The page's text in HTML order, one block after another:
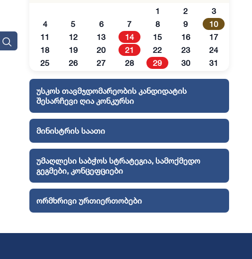
1 2
3
4
5 6 7 8 9
10
11
12 13 14 15 16
17
18
19 20 21 22 23
24
25
26 27 28 29 30 31
უსკოს თავმჯდომარეობის კანდიდატის
შესარჩევი ღია კონკურსი
მინისტრის საათი
უმაღლესი საბჭოს სტრატეგია, სამოქმედო
გეგმები, კონცეფციები
ორმხრივი ურთიერთობები